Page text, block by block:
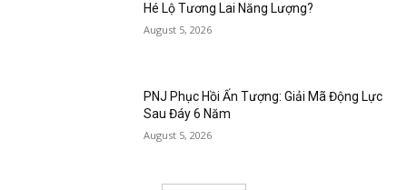
Hé Lộ Tương Lai Năng Lượng?
August 5, 2026
PNJ Phục Hồi Ấn Tượng: Giải Mã Động Lực
Sau Đáy 6 Năm
August 5, 2026